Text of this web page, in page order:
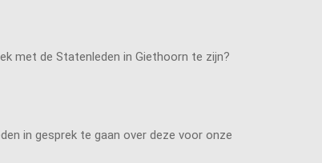
met de Statenleden in Giethoorn te zijn?
in gesprek te gaan over deze voor onze